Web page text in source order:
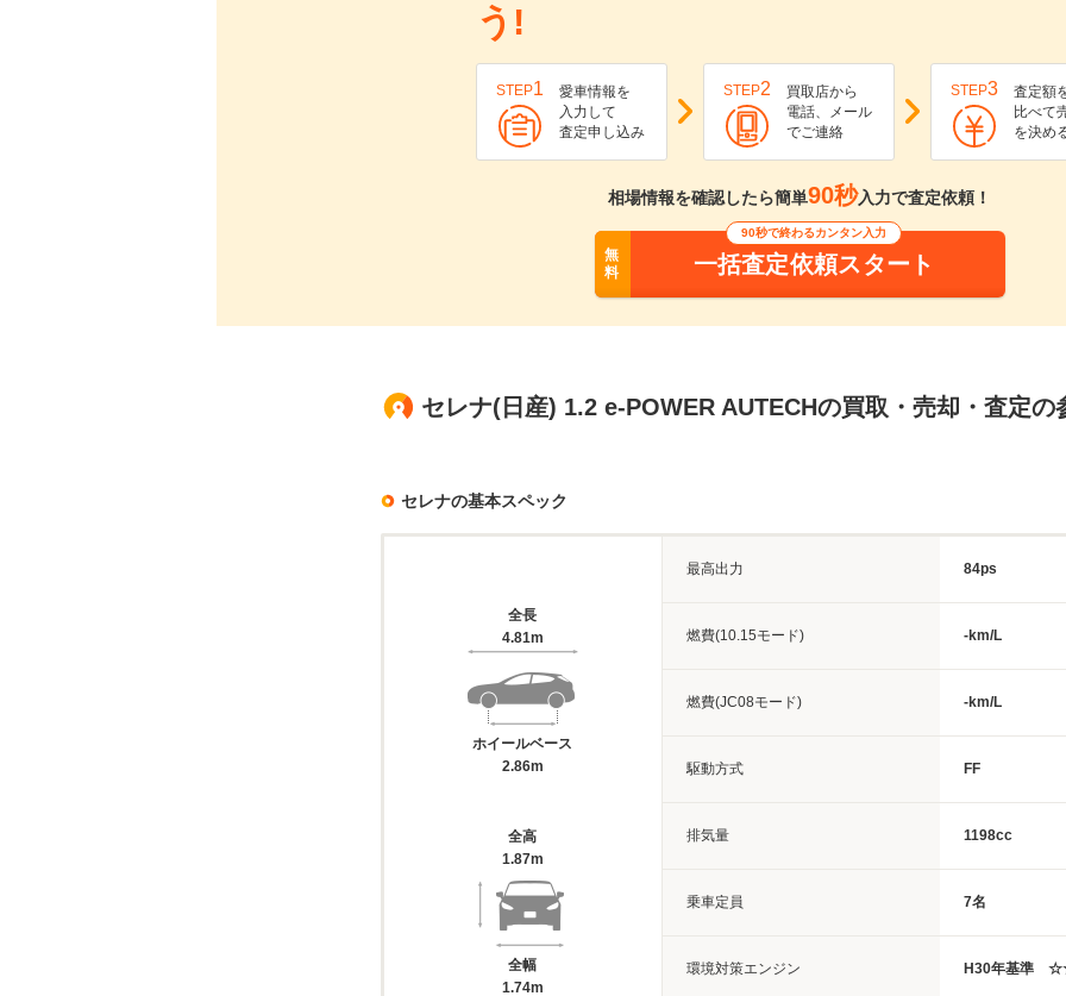
う!
STEP1
愛車情報を
入力して
査定申し込み
STEP2
買取店から
電話、メール
でご連絡
STEP3
査定額
比べて
を決め
相場情報を確認したら簡単90秒入力で査定依頼！
無
料
90秒で終わるカンタン入力
一括査定依頼スタート
セレナ(日産) 1.2 e-POWER AUTECHの買取・売却・査定の
セレナの基本スペック
全長
4.81m
ホイールベース
2.86m
全高
1.87m
全幅
1.74m
最高出力 84ps
燃費(10.15モード) -km/L
燃費(JC08モード) -km/L
駆動方式 FF
排気量 1198cc
乗車定員 7名
環境対策エンジン H30年基準